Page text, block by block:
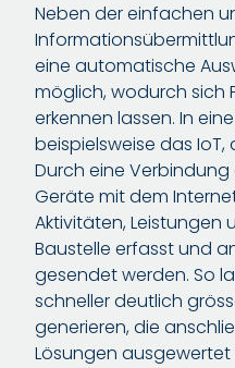
Neben der einfachen
eine automatische
möglich, wodurch sich
erkennen lassen. In
beispielsweise das
Durch eine
Geräte mit dem
Aktivitäten, Leistungen
Baustelle erfasst und
gesendet werden. So
schneller deutlich
generieren, die
Lösungen